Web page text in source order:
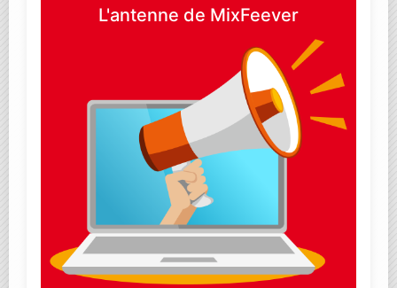
L'antenne de MixFeever